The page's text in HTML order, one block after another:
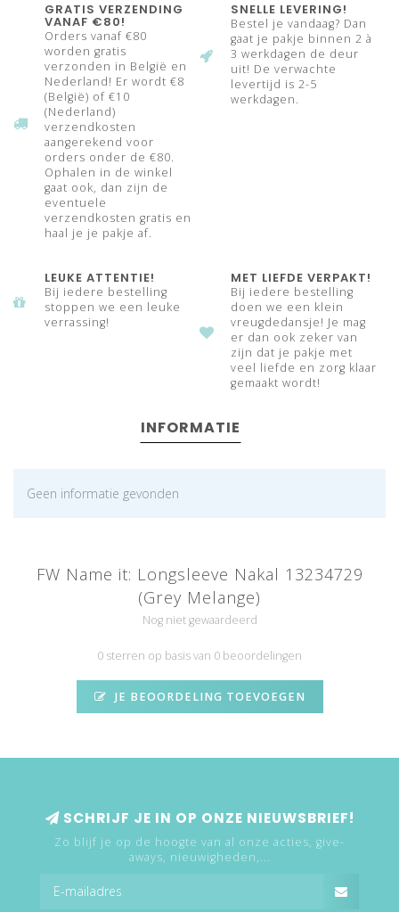
GRATIS VERZENDING
VANAF €80!
Orders vanaf €80
worden gratis
verzonden in België en
Nederland! Er wordt €8
(België) of €10
(Nederland)
verzendkosten
aangerekend voor
orders onder de €80.
Ophalen in de winkel
gaat ook, dan zijn de
eventuele
verzendkosten gratis en
haal je je pakje af.
SNELLE LEVERING!
Bestel je vandaag? Dan
gaat je pakje binnen 2 à
3 werkdagen de deur
uit! De verwachte
levertijd is 2-5
werkdagen.
LEUKE ATTENTIE!
Bij iedere bestelling
stoppen we een leuke
verrassing!
MET LIEFDE VERPAKT!
Bij iedere bestelling
doen we een klein
vreugdedansje! Je mag
er dan ook zeker van
zijn dat je pakje met
veel liefde en zorg klaar
gemaakt wordt!
INFORMATIE
Geen informatie gevonden
FW Name it: Longsleeve Nakal 13234729
(Grey Melange)
Nog niet gewaardeerd
0 sterren op basis van 0 beoordelingen
JE BEOORDELING TOEVOEGEN
SCHRIJF JE IN OP ONZE NIEUWSBRIEF!
Zo blijf je op de hoogte van al onze acties, give-
aways, nieuwigheden,...